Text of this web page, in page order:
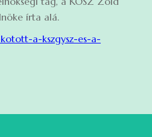
írta alá.
a-kszgysz-es-a-